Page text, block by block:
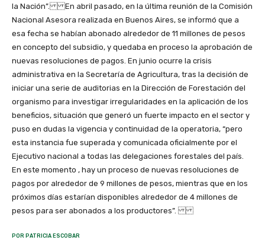
la Nación”. En abril pasado, en la última reunión de la Comisión
Nacional Asesora realizada en Buenos Aires, se informó que a
esa fecha se habían abonado alrededor de 11 millones de pesos
en concepto del subsidio, y quedaba en proceso la aprobación de
nuevas resoluciones de pagos. En junio ocurre la crisis
administrativa en la Secretaría de Agricultura, tras la decisión de
iniciar una serie de auditorias en la Dirección de Forestación del
organismo para investigar irregularidades en la aplicación de los
beneficios, situación que generó un fuerte impacto en el sector y
puso en dudas la vigencia y continuidad de la operatoria, “pero
esta instancia fue superada y comunicada oficialmente por el
Ejecutivo nacional a todas las delegaciones forestales del país.
En este momento , hay un proceso de nuevas resoluciones de
pagos por alrededor de 9 millones de pesos, mientras que en los
próximos días estarían disponibles alrededor de 4 millones de
pesos para ser abonados a los productores”.
POR PATRICIA ESCOBAR